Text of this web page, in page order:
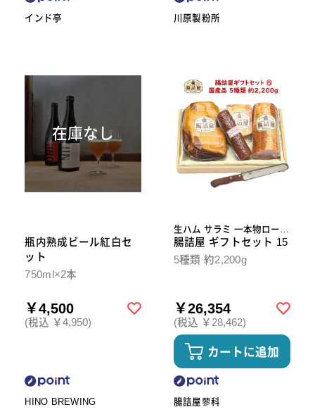
インド亭 川原製粉所
在庫なし
瓶内熟成ビール紅白セ
ット
750ml×2本
￥4,500
(税込 ￥4,950)
HINO BREWING
生ハム サラミ 一本物ロース
ハム ベーコン スライスナイ
フ
腸詰屋 ギフトセット 15
5種類 約2,200g
￥26,354
(税込 ￥28,462)
カートに追加
腸詰屋蓼科